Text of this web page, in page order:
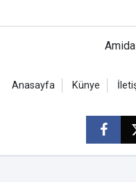
Anasayfa Künye